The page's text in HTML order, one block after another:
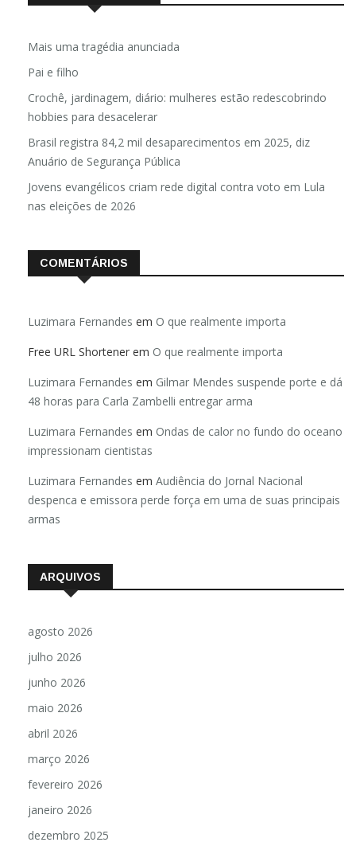
Mais uma tragédia anunciada
Pai e filho
Crochê, jardinagem, diário: mulheres estão redescobrindo
hobbies para desacelerar
Brasil registra 84,2 mil desaparecimentos em 2025, diz
Anuário de Segurança Pública
Jovens evangélicos criam rede digital contra voto em Lula
nas eleições de 2026
COMENTÁRIOS
Luzimara Fernandes em O que realmente importa
Free URL Shortener em O que realmente importa
Luzimara Fernandes em Gilmar Mendes suspende porte e dá
48 horas para Carla Zambelli entregar arma
Luzimara Fernandes em Ondas de calor no fundo do oceano
impressionam cientistas
Luzimara Fernandes em Audiência do Jornal Nacional
despenca e emissora perde força em uma de suas principais
armas
ARQUIVOS
agosto 2026
julho 2026
junho 2026
maio 2026
abril 2026
março 2026
fevereiro 2026
janeiro 2026
dezembro 2025